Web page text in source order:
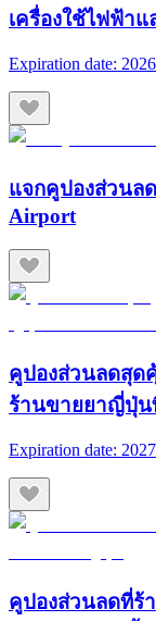
เครื่องใช้ไฟฟ้า
Expiration date:
แจกคูปองส่วนล
Airport
คูปองส่วนลดสุด
ร้านขายยาญี่ปุ่
Expiration date:
คูปองส่วนลดที่ร้